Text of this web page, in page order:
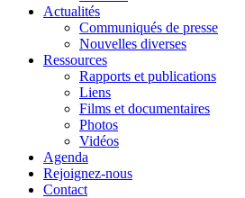
Actualités
Communiqués de presse
Nouvelles diverses
Ressources
Rapports et publications
Liens
Films et documentaires
Photos
Vidéos
Agenda
Rejoignez-nous
Contact